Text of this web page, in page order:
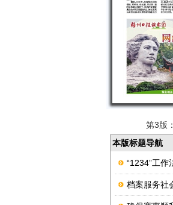
第3版：
本版标题导航
“1234”工作
档案服务社